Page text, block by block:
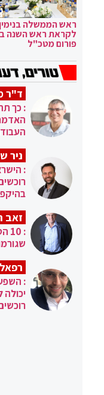
ראש הממשלה
לקראת ראש השנה
פורום מטכ"ל
ד"ר
: כך
ניר
:
זאב
:
:
יכולה